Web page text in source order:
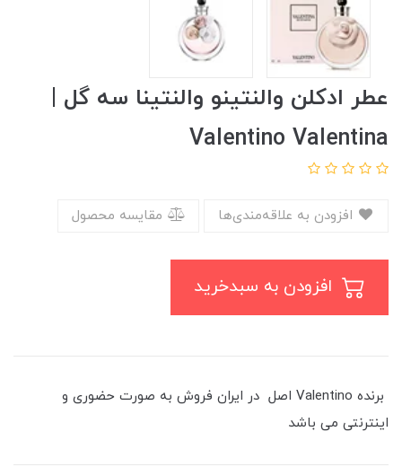
عطر ادکلن والنتینو والنتینا سه گل |
Valentino Valentina
مقایسه محصول
برنده Valentino اصل در ایران فروش به صورت حضوری و
اینترنتی می باشد